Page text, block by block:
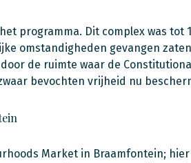
programma. Dit complex was tot
omstandigheden gevangen
de ruimte waar de
bevochten vrijheid nu
Market in Braamfontein;